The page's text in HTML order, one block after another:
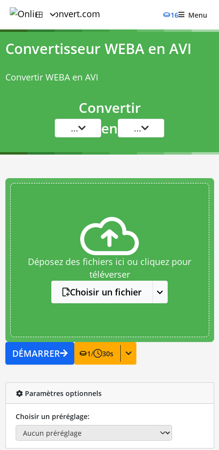
16 Menu
Convertisseur WEBA en AVI
Convertir WEBA en AVI
Convertir
... en ...
Déposez des fichiers ici ou cliquez pour
téléverser
Choisir un fichier
DÉMARRER 1/ 30s
Paramètres optionnels
Choisir un préréglage: